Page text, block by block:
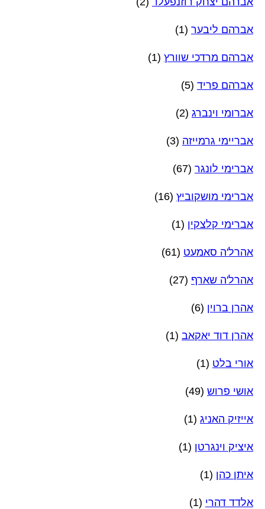
אברהם ליבער (1)
אברהם מרדכי שוורץ (1)
אברהם פריד (5)
אברומי וינברג (2)
אבריימי גרמייזה (3)
אברימי לונגר (67)
אברימי מושקוביץ (16)
אברימי קלצקין (1)
אהרל'ה סאמעט (61)
אהרל'ה שארף (27)
אהרן ברוין (6)
אהרן דוד יאקאב (1)
אורי בלט (1)
אושי פרוש (49)
אייזיק האניג (1)
איציק וינגרטן (1)
איתן כהן (1)
אלדד דהרי (1)